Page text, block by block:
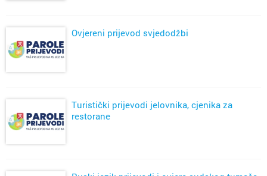
Ovjereni prijevod svjedodžbi
Turistički prijevodi jelovnika, cjenika za
restorane